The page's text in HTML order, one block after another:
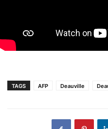
TAGS AFP Deauville